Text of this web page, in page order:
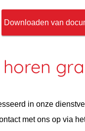
Downloaden van
horen
in onze
met ons op via